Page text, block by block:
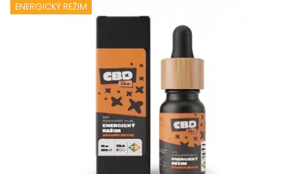
ENERGICKÝ REŽIM